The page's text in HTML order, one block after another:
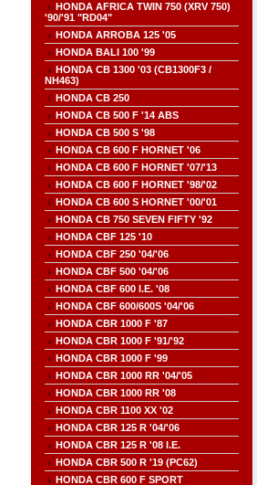
HONDA AFRICA TWIN 750 (XRV 750)
'90/'91 "RD04"
HONDA ARROBA 125 '05
HONDA BALI 100 '99
HONDA CB 1300 '03 (CB1300F3 /
NH463)
HONDA CB 250
HONDA CB 500 F '14 ABS
HONDA CB 500 S '98
HONDA CB 600 F HORNET '06
HONDA CB 600 F HORNET '07/'13
HONDA CB 600 F HORNET '98/'02
HONDA CB 600 S HORNET '00/'01
HONDA CB 750 SEVEN FIFTY '92
HONDA CBF 125 '10
HONDA CBF 250 '04/'06
HONDA CBF 500 '04/'06
HONDA CBF 600 I.E. '08
HONDA CBF 600/600S '04/'06
HONDA CBR 1000 F '87
HONDA CBR 1000 F '91/'92
HONDA CBR 1000 F '99
HONDA CBR 1000 RR '04/'05
HONDA CBR 1000 RR '08
HONDA CBR 1100 XX '02
HONDA CBR 125 R '04/'06
HONDA CBR 125 R '08 I.E.
HONDA CBR 500 R '19 (PC62)
HONDA CBR 600 F SPORT